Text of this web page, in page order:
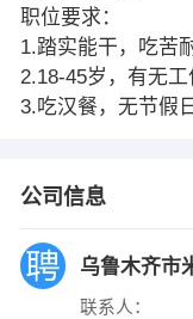
职位要求：
1.踏实能干，吃苦
2.18-45岁，有无
3.吃汉餐，无节假
公司信息
乌鲁木齐市
联系人：